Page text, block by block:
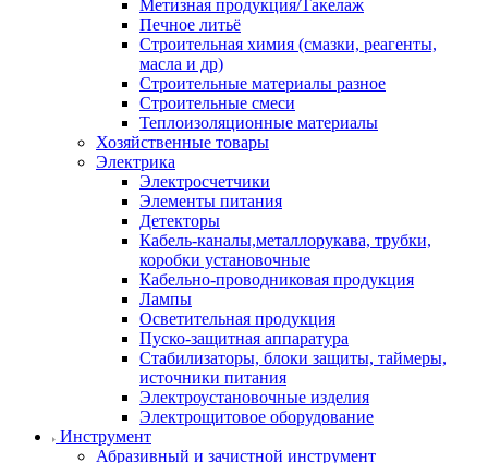
Метизная продукция/Такелаж
Печное литьё
Строительная химия (смазки, реагенты,
масла и др)
Строительные материалы разное
Строительные смеси
Теплоизоляционные материалы
Хозяйственные товары
Электрика
Электросчетчики
Элементы питания
Детекторы
Кабель-каналы,металлорукава, трубки,
коробки установочные
Кабельно-проводниковая продукция
Лампы
Осветительная продукция
Пуско-защитная аппаратура
Стабилизаторы, блоки защиты, таймеры,
источники питания
Электроустановочные изделия
Электрощитовое оборудование
Инструмент
Абразивный и зачистной инструмент